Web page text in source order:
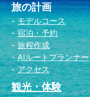
旅の計画
モデルコース
宿泊・予約
旅程作成
AIルートプランナー
アクセス
観光・体験